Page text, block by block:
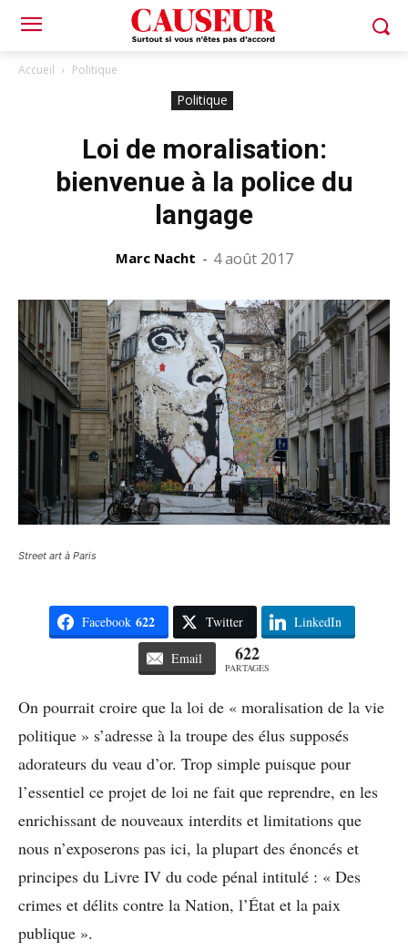
Accueil Politique
Politique
Loi de moralisation:
bienvenue à la police du
langage
Marc Nacht - 4 août 2017
Street art à Paris
Facebook 622 Twitter LinkedIn
Email 622
PARTAGES
On pourrait croire que la loi de « moralisation de la vie
politique » s’adresse à la troupe des élus supposés
adorateurs du veau d’or. Trop simple puisque pour
l’essentiel ce projet de loi ne fait que reprendre, en les
enrichissant de nouveaux interdits et limitations que
nous n’exposerons pas ici, la plupart des énoncés et
principes du Livre IV du code pénal intitulé : « Des
crimes et délits contre la Nation, l’État et la paix
publique ».